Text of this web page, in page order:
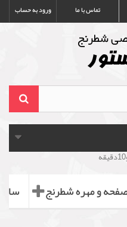
ورود به حساب تماس با ما
و مهره شطرنج